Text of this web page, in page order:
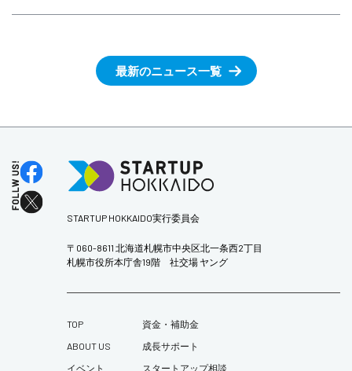
最新のニュース一覧
STARTUP HOKKAIDO実行委員会
〒060-8611 北海道札幌市中央区北一条西2丁目
札幌市役所本庁舎19階 社交場 ヤング
TOP
ABOUT US
イベント
資金・補助金
成長サポート
スタートアップ相談